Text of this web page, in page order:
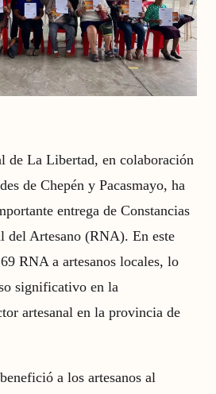
de La Libertad, en colaboración
de Chepén y Pacasmayo, ha
entrega de Constancias
del Artesano (RNA). En este
RNA a artesanos locales, lo
significativo en la
artesanal en la provincia de
a los artesanos al